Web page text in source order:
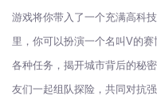
游戏将你带入了一个充满高科
里，你可以扮演一个名叫V的
各种任务，揭开城市背后的秘
友们一起组队探险，共同对抗强